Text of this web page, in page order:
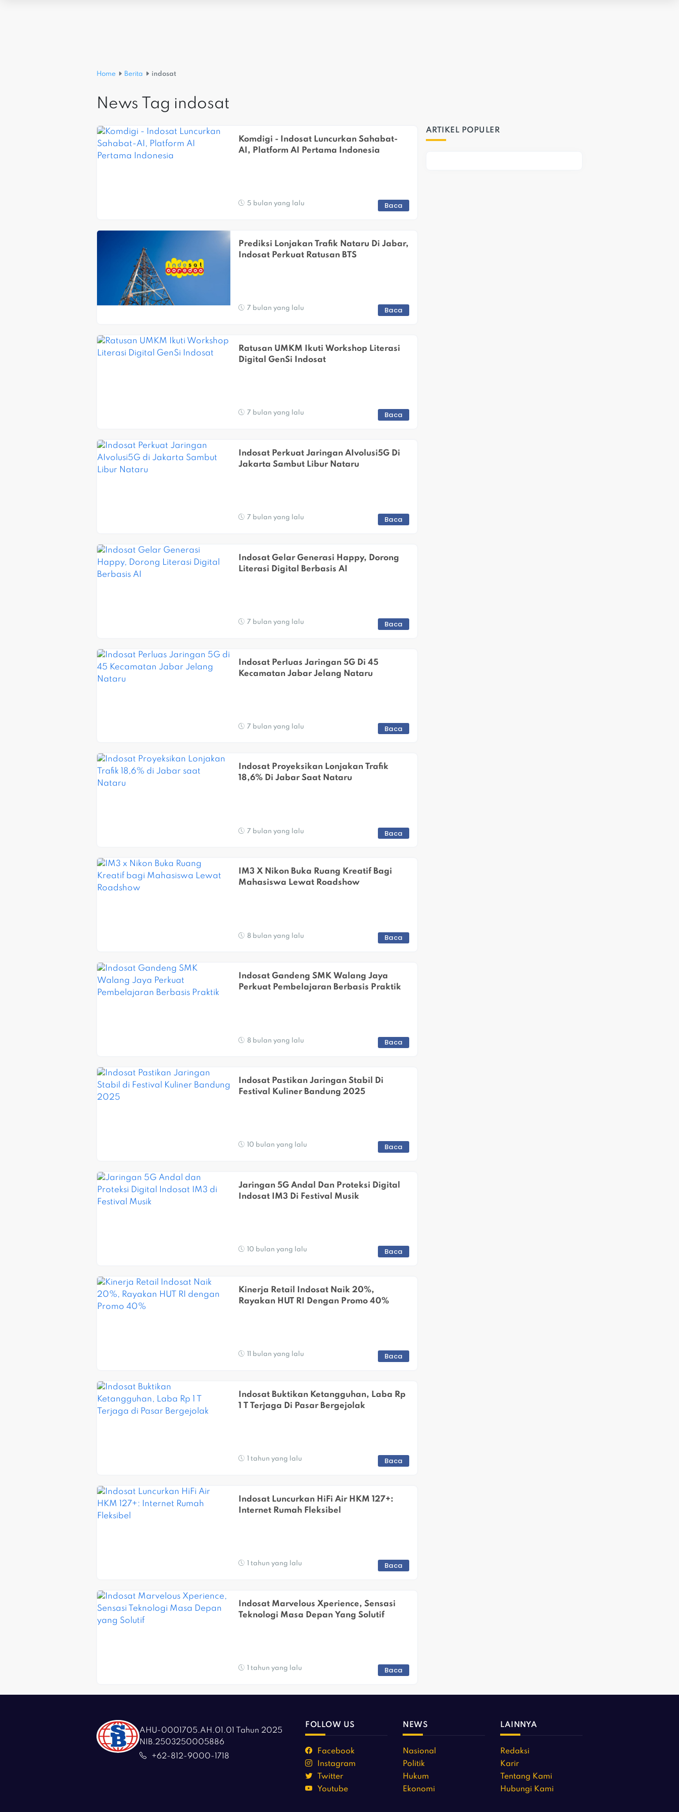
Home Berita indosat
News Tag indosat
Komdigi - Indosat Luncurkan Sahabat-
AI, Platform AI Pertama Indonesia
5 bulan yang lalu Baca
Prediksi Lonjakan Trafik Nataru Di Jabar,
Indosat Perkuat Ratusan BTS
7 bulan yang lalu Baca
Ratusan UMKM Ikuti Workshop Literasi
Digital GenSi Indosat
7 bulan yang lalu Baca
Indosat Perkuat Jaringan AIvolusi5G Di
Jakarta Sambut Libur Nataru
7 bulan yang lalu Baca
Indosat Gelar Generasi Happy, Dorong
Literasi Digital Berbasis AI
7 bulan yang lalu Baca
Indosat Perluas Jaringan 5G Di 45
Kecamatan Jabar Jelang Nataru
7 bulan yang lalu Baca
Indosat Proyeksikan Lonjakan Trafik
18,6% Di Jabar Saat Nataru
7 bulan yang lalu Baca
IM3 X Nikon Buka Ruang Kreatif Bagi
Mahasiswa Lewat Roadshow
8 bulan yang lalu Baca
Indosat Gandeng SMK Walang Jaya
Perkuat Pembelajaran Berbasis Praktik
8 bulan yang lalu Baca
Indosat Pastikan Jaringan Stabil Di
Festival Kuliner Bandung 2025
10 bulan yang lalu Baca
Jaringan 5G Andal Dan Proteksi Digital
Indosat IM3 Di Festival Musik
10 bulan yang lalu Baca
Kinerja Retail Indosat Naik 20%,
Rayakan HUT RI Dengan Promo 40%
11 bulan yang lalu Baca
Indosat Buktikan Ketangguhan, Laba Rp
1 T Terjaga Di Pasar Bergejolak
1 tahun yang lalu Baca
Indosat Luncurkan HiFi Air HKM 127+:
Internet Rumah Fleksibel
1 tahun yang lalu Baca
Indosat Marvelous Xperience, Sensasi
Teknologi Masa Depan Yang Solutif
1 tahun yang lalu Baca
ARTIKEL POPULER
AHU-0001705.AH.01.01 Tahun 2025
NIB.2503250005886
+62-812-9000-1718
FOLLOW US
Facebook
Instagram
Twitter
Youtube
NEWS
Nasional
Politik
Hukum
Ekonomi
LAINNYA
Redaksi
Karir
Tentang Kami
Hubungi Kami